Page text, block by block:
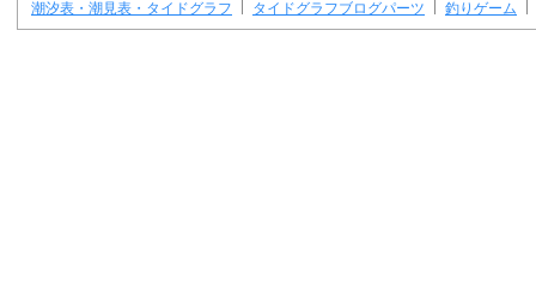
潮汐表・潮見表・タイドグラフ
タイドグラフブログパーツ 釣りゲーム